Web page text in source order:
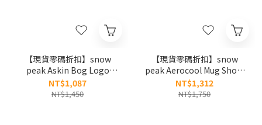
【現貨零碼折扣】snow
peak Askin Bog Logo
Short Sleeve T-Shirt 男女
同款 印花大logo涼感短tee
NT$1,087
NT$1,450
【現貨零碼折扣】snow
peak Aerocool Mug Short
Sleeve T-shirt A字立牌 馬
克杯圖像 短tee
NT$1,312
NT$1,750